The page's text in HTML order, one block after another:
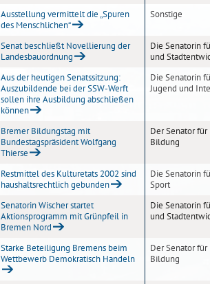
Ausstellung vermittelt die „Spuren
des Menschlichen“
Sonstige
Senat beschließt Novellierung der
Landesbauordnung
Die Senatorin
und
Aus der heutigen Senatssitzung:
Auszubildende bei der SSW-Werft
sollen ihre Ausbildung abschließen
können
Die Senatorin
Jugend und
Bremer Bildungstag mit
Bundestagspräsident Wolfgang
Thierse
Der Senator
Bildung
Restmittel des Kulturetats 2002 sind
haushaltsrechtlich gebunden
Die Senatorin
Sport
Senatorin Wischer startet
Aktionsprogramm mit Grünpfeil in
Bremen Nord
Die Senatorin
und
Starke Beteiligung Bremens beim
Wettbewerb Demokratisch Handeln
Der Senator
Bildung